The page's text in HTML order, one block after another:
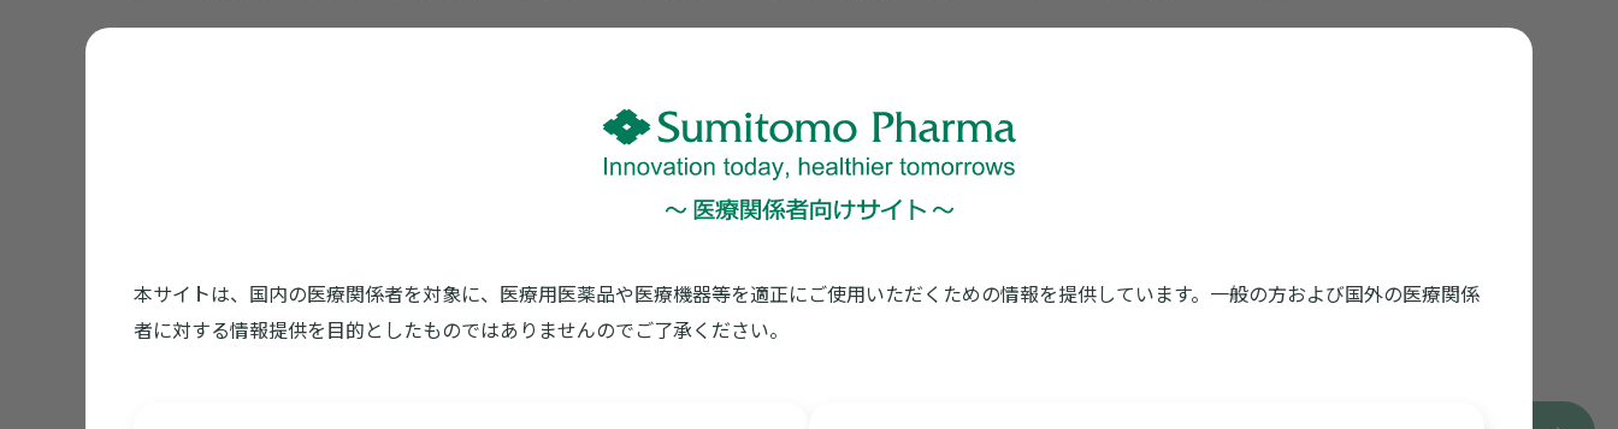
本サイトは、国内の医療関係者を対象に、医療用医薬品や医療機器等を適正にご使用いただくための情報を提供しています。一般の方および国外の医療関係
者に対する情報提供を目的としたものではありませんのでご了承ください。
＜協力＞
北里大学 久米光 先生